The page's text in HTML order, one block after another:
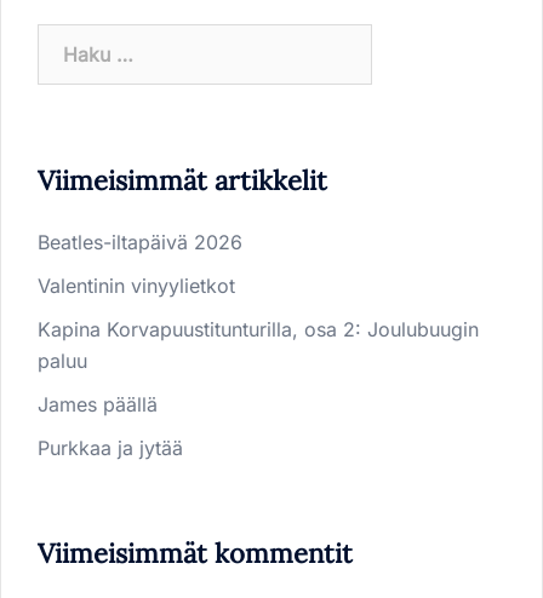
Viimeisimmät artikkelit
Beatles-iltapäivä 2026
Valentinin vinyylietkot
Kapina Korvapuustitunturilla, osa 2: Joulubuugin
paluu
James päällä
Purkkaa ja jytää
Viimeisimmät kommentit